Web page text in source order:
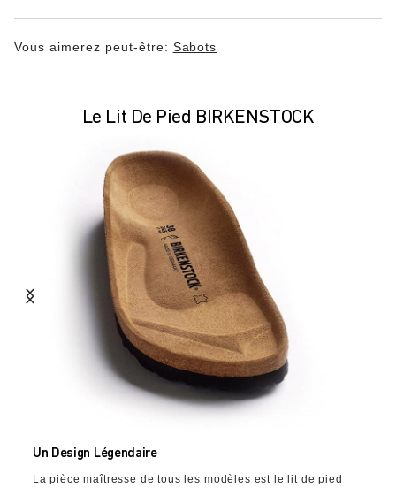
Vous aimerez peut-être: Sabots
Le Lit De Pied BIRKENSTOCK
Un Design Légendaire
La pièce maîtresse de tous les modèles est le lit de pied